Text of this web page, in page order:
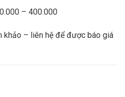
– 400.000
khảo – liên hệ để được báo giá